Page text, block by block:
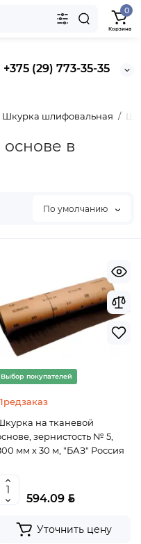
+375 (29) 773-35-35
0
Корзина
Шкурка шлифовальная
в
По умолчанию
Выбор покупателей
на тканевой
зернистость № 5,
мм х 30 м, "БАЗ" Россия
594.09 BYN
Уточнить цену